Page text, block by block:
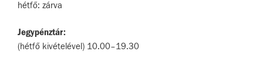
hétfő: zárva
Jegypénztár:
(hétfő kivételével) 10.00–19.30